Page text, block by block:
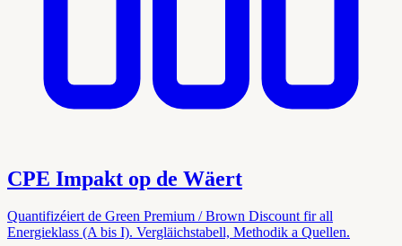
CPE Impakt op de Wäert
Quantifizéiert de Green Premium / Brown Discount fir all
Energieklass (A bis I). Vergläichstabell, Methodik a Quellen.